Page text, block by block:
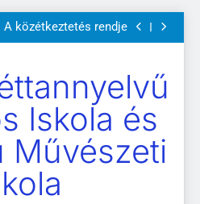
2026. május 04-14.
A közétkeztetés rendje
ajánlott olvasmányok
2026. május 04-14.
A közétkeztetés rendje
ajánlott olvasmányok
A Mi Világunk!
Iskola és
Művészeti